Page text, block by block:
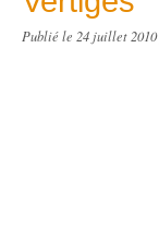
Publié le 24 juillet 2010